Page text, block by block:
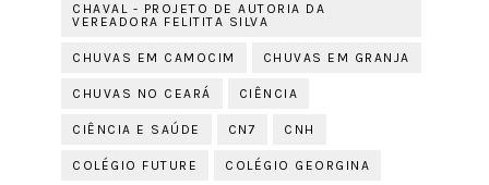
CHAVAL - PROJETO DE AUTORIA DA
VEREADORA FELITITA SILVA
CHUVAS EM CAMOCIM CHUVAS EM GRANJA
CHUVAS NO CEARÁ CIÊNCIA
CIÊNCIA E SAÚDE CN7 CNH
COLÉGIO FUTURE COLÉGIO GEORGINA